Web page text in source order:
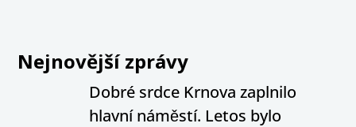
Nejnovější zprávy
Dobré srdce Krnova zaplnilo
hlavní náměstí. Letos bylo